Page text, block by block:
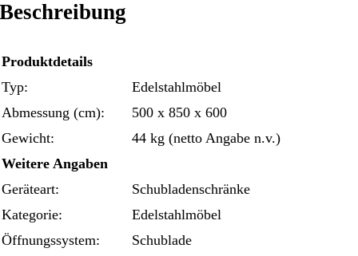
Beschreibung
Produktdetails
Typ:
Edelstahlmöbel
Abmessung (cm):
500 x 850 x 600
Gewicht:
44 kg (netto Angabe n.v.)
Weitere Angaben
Geräteart:
Schubladenschränke
Kategorie:
Edelstahlmöbel
Öffnungssystem:
Schublade